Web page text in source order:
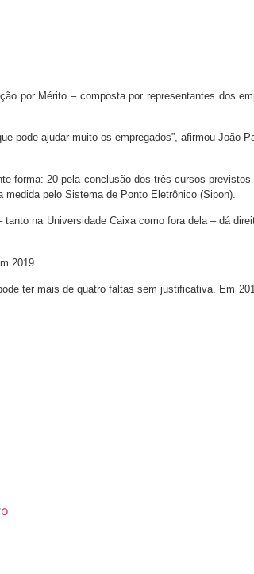
por Mérito – composta por representantes dos
pode ajudar muito os empregados”, afirmou João
forma: 20 pela conclusão dos três cursos previstos
pelo Sistema de Ponto Eletrônico (Sipon).
na Universidade Caixa como fora dela – dá
2019.
ter mais de quatro faltas sem justificativa. Em